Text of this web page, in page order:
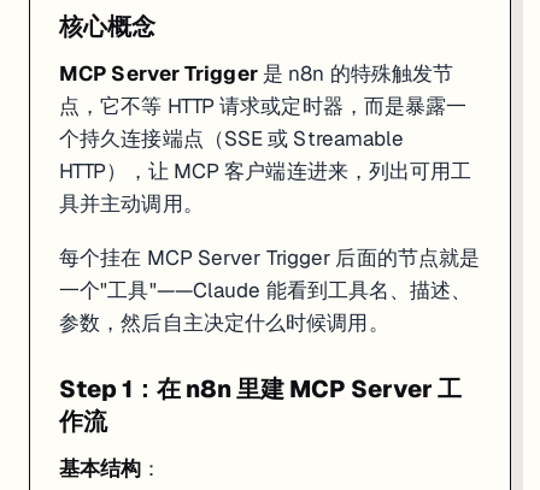
supergateway是一个轻量代理，把 n8n 的 SSE 流转成
重启 Claude Desktop，在对话里输入"你有哪些工具？"——Claude 会
Step 4：在 Claude Code 里连接
Claude Code 使用项目级
  "mcpServers": {
    "n8n": {
      "type": "sse",
      "url": "https://你的n8n域名/mcp/你的工作流ID",
      "headers": {
      }
配置好后，在 Claude Code 会话里可以直接调用 n8n 工作流——比如
核心概念
MCP Server Trigger是 n8n 的特殊触发节
点，它不等 HTTP 请求或定时器，而是暴露一
个持久连接端点（SSE 或 Streamable
HTTP），让 MCP 客户端连进来，列出可用工
具并主动调用。
每个挂在 MCP Server Trigger 后面的节点就是
一个"工具"——Claude 能看到工具名、描述、
参数，然后自主决定什么时候调用。
Step 1：在 n8n 里建 MCP Server 工
作流
基本结构 ：